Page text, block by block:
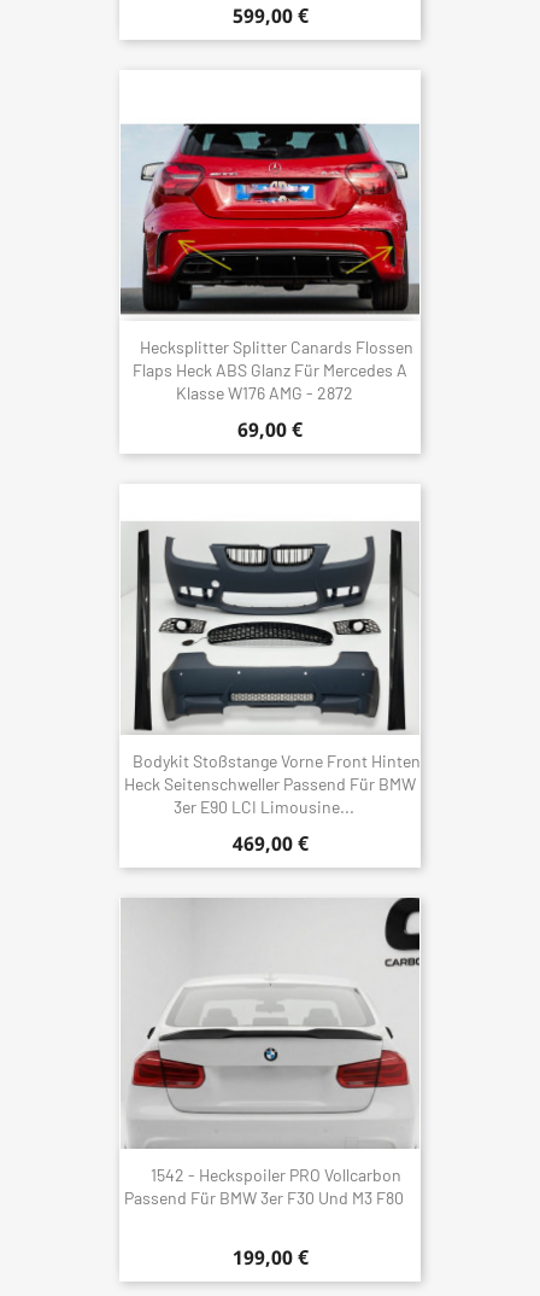
599,00 €
Hecksplitter Splitter Canards Flossen
Flaps Heck ABS Glanz Für Mercedes A
Klasse W176 AMG - 2872
69,00 €
Bodykit Stoßstange Vorne Front Hinten
Heck Seitenschweller Passend Für BMW
3er E90 LCI Limousine...
469,00 €
1542 - Heckspoiler PRO Vollcarbon
Passend Für BMW 3er F30 Und M3 F80
199,00 €